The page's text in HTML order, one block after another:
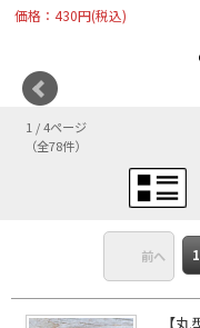
価格：430円(税込)
1 / 4ページ
（全78件）
前へ 1
【